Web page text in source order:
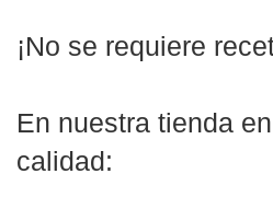
¡No se requiere
En nuestra tienda
calidad: